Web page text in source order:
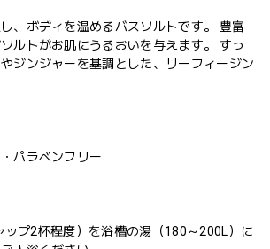
、ボディを温めるバスソルトです。 豊富
ルトがお肌にうるおいを与えます。 すっ
ジンジャーを基調とした、リーフィージン
パラベンフリー
プ2杯程度）を浴槽の湯（180～200L）に